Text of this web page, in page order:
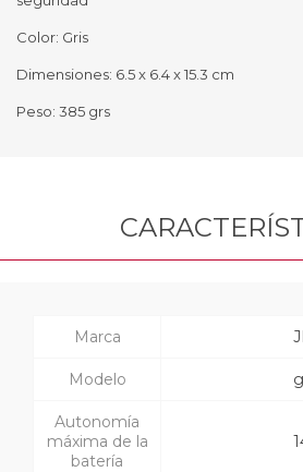
Color: Gris
Dimensiones: 6.5 x 6.4 x 15.3 cm
Peso: 385 grs
Marca
Modelo
Autonomía
máxima de la
batería